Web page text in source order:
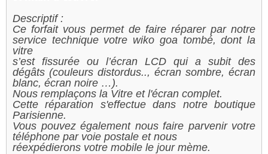
Descriptif :
Ce forfait vous permet de faire réparer par notre
service technique votre wiko goa tombé, dont la
vitre
s’est fissurée ou l’écran LCD qui a subit des
dégâts (couleurs distordus.., écran sombre, écran
blanc, écran noire …).
Nous remplaçons la Vitre et l'écran complet.
Cette réparation s'effectue dans notre boutique
Parisienne.
Vous pouvez également nous faire parvenir votre
téléphone par voie postale et nous
réexpédierons votre mobile le jour mème.